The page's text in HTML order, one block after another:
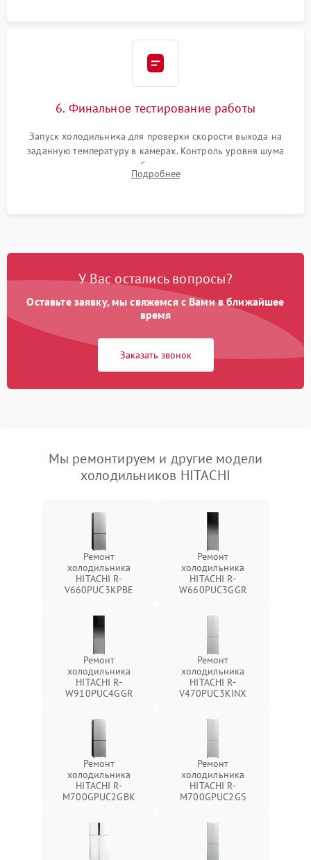
6. Финальное тестирование работы
Запуск холодильника для проверки скорости выхода на
заданную температуру в камерах. Контроль уровня шума
компрессора, отсутствия обмерзания стенок и корректного
срабатывания системы автоматической оттайки.
Подробнее
У Вас остались вопросы?
Оставьте заявку, мы свяжемся с Вами в ближайшее
время
Заказать звонок
Мы ремонтируем и другие модели
холодильников HITACHI
Ремонт
холодильника
HITACHI R-
V660PUC3KPBE
Ремонт
холодильника
HITACHI R-
W660PUC3GGR
Ремонт
холодильника
HITACHI R-
W910PUC4GGR
Ремонт
холодильника
HITACHI R-
V470PUC3KINX
Ремонт
холодильника
HITACHI R-
M700GPUC2GBK
Ремонт
холодильника
HITACHI R-
M700GPUC2GS